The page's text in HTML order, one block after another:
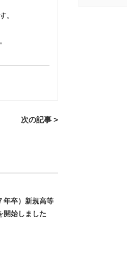
。
次の記事 >
年卒）新規高等
開始しました